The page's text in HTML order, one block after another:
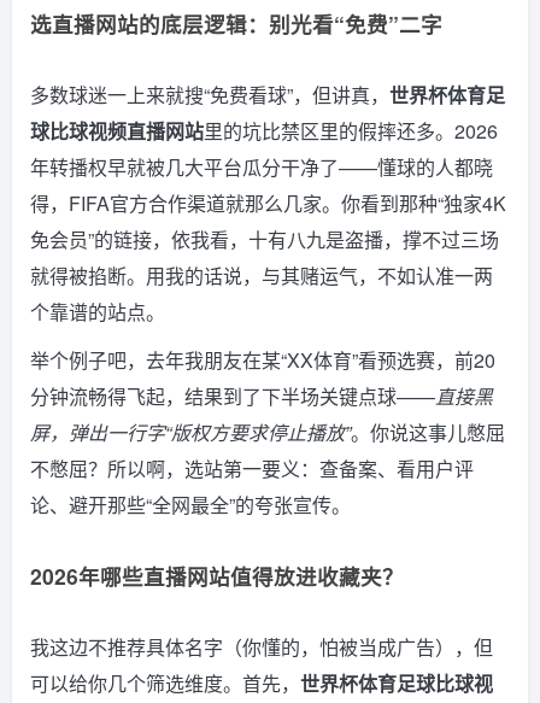
选直播网站的底层逻辑：别光看“免费”二字
多数球迷一上来就搜“免费看球”，但讲真， 世界杯体育足
球比球视频直播网站里的坑比禁区里的假摔还多。2026
年转播权早就被几大平台瓜分干净了——懂球的人都晓
得，FIFA官方合作渠道就那么几家。你看到那种“独家4K
免会员”的链接，依我看，十有八九是盗播，撑不过三场
就得被掐断。用我的话说，与其赌运气，不如认准一两
个靠谱的站点。
举个例子吧，去年我朋友在某“XX体育”看预选赛，前20
分钟流畅得飞起，结果到了下半场关键点球——直接黑
屏，弹出一行字“版权方要求停止播放”。你说这事儿憋屈
不憋屈？所以啊，选站第一要义：查备案、看用户评
论、避开那些“全网最全”的夸张宣传。
2026年哪些直播网站值得放进收藏夹？
我这边不推荐具体名字（你懂的，怕被当成广告），但
可以给你几个筛选维度。首先， 世界杯体育足球比球视